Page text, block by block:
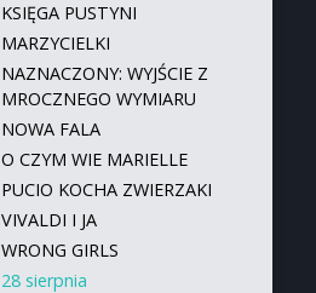
KSIĘGA PUSTYNI
MARZYCIELKI
NAZNACZONY: WYJŚCIE Z
MROCZNEGO WYMIARU
NOWA FALA
O CZYM WIE MARIELLE
PUCIO KOCHA ZWIERZAKI
VIVALDI I JA
WRONG GIRLS
28 sierpnia